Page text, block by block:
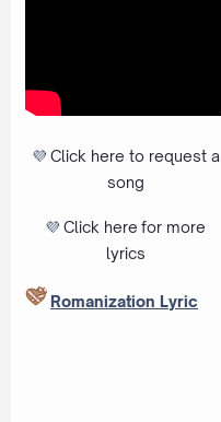
💜 Click here to request a
song
💜 Click here for more
lyrics
Romanization Lyric